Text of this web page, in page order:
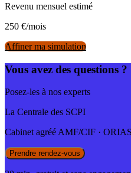
Revenu mensuel estimé
250 €/mois
Affiner ma simulation
Vous avez des questions ?
Posez-les à nos experts
La Centrale des SCPI
Cabinet agréé AMF/CIF ·
Prendre rendez-vous